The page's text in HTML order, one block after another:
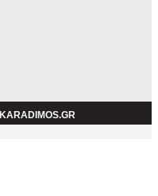
KARADIMOS.GR